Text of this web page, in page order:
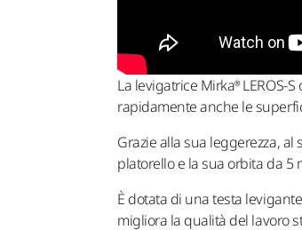
La levigatrice Mirka®
rapidamente anche le
Grazie alla sua leggerezza,
platorello e la sua orbita da 5
È dotata di una testa
migliora la qualità del lavoro